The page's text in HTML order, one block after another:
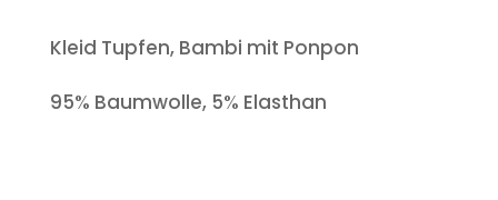
Kleid Tupfen, Bambi mit Ponpon
95% Baumwolle, 5% Elasthan